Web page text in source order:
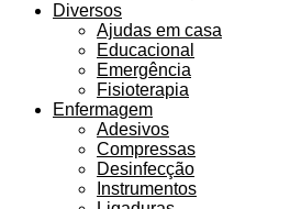
Diversos
Ajudas em casa
Educacional
Emergência
Fisioterapia
Enfermagem
Adesivos
Compressas
Desinfecção
Instrumentos